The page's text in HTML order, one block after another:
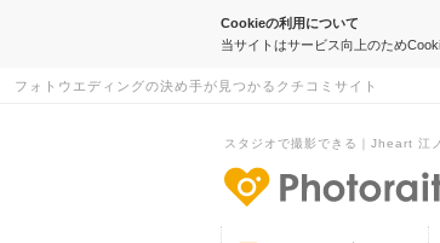
Cookieの利用について
当サイトはサービス向上のため
フォトウエディングの決め手が見つかるクチコミサイト
スタジオで撮影できる｜Jheart 江